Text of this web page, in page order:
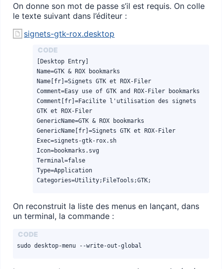
On donne son mot de passe s’il est requis. On colle
le texte suivant dans l’éditeur :
signets-gtk-rox.desktop
[Desktop Entry]
Name=GTK & ROX bookmarks
Name[fr]=Signets GTK et ROX-Filer
Comment=Easy use of GTK and ROX-Filer bookmarks
Comment[fr]=Facilite l'utilisation des signets
GTK et ROX-Filer
GenericName=GTK & ROX bookmarks
GenericName[fr]=Signets GTK et ROX-Filer
Exec=signets-gtk-rox.sh
Icon=bookmarks.svg
Terminal=false
Type=Application
Categories=Utility;FileTools;GTK;
On reconstruit la liste des menus en lançant, dans
un terminal, la commande :
sudo desktop-menu --write-out-global